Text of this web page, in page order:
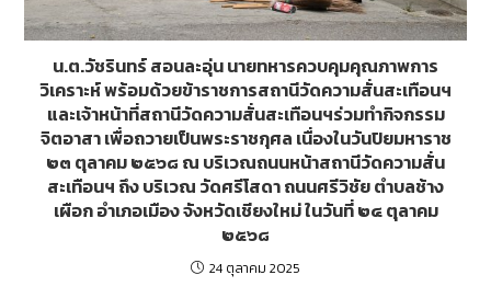
น.ต.วัชรินทร์ สอนละอุ่น นายทหารควบคุมคุณภาพการ
วิเคราะห์ พร้อมด้วยข้าราชการสถานีวัดความสั่นสะเทือนฯ
และเจ้าหน้าที่สถานีวัดความสั่นสะเทือนฯร่วมทำกิจกรรม
จิตอาสา เพื่อถวายเป็นพระราชกุศล เนื่องในวันปิยมหาราช
๒๓ ตุลาคม ๒๕๖๘ ณ บริเวณถนนหน้าสถานีวัดความสั่น
สะเทือนฯ ถึง บริเวณ วัดศรีโสดา ถนนศรีวิชัย ตำบลช้าง
เผือก อำเภอเมือง จังหวัดเชียงใหม่ ในวันที่ ๒๔ ตุลาคม
๒๕๖๘
24 ตุลาคม 2025